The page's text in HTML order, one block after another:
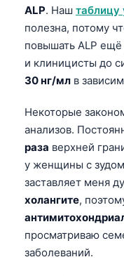
ALP. Наш таблицу
полезна, потому
повышать ALP ещё
и клиницисты до
30 нг/мл в
Некоторые
анализов.
раза верхней
у женщины с
заставляет меня
холангите,
просматриваю
заболеваний.
Eesti
日本語
Čeština
ქართული
Lietuvių kalba
Polski
Slovenščina
Magyar
Shqip
বাংলা